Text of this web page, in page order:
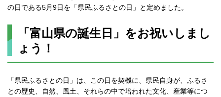
の日である5月9日を「県民ふるさとの日」と定めました。
「富山県の誕生日」をお祝いしまし
ょう！
「県民ふるさとの日」は、この日を契機に、県民自身が、ふるさ
との歴史、自然、風土、それらの中で培われた文化、産業等につ